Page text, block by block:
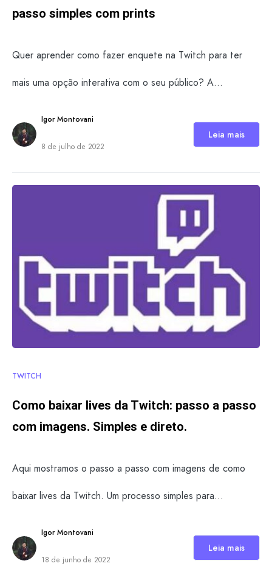
passo simples com prints
Quer aprender como fazer enquete na Twitch para ter
mais uma opção interativa com o seu público? A…
Igor Montovani
8 de julho de 2022
Leia mais
TWITCH
Como baixar lives da Twitch: passo a passo
com imagens. Simples e direto.
Aqui mostramos o passo a passo com imagens de como
baixar lives da Twitch. Um processo simples para…
Igor Montovani
18 de junho de 2022
Leia mais